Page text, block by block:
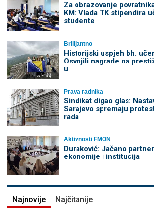
Za obrazovanje
KM: Vlada TK stipendira
studente
Brilijantno
Historijski uspjeh bh.
Osvojili nagrade na
u
Prava radnika
Sindikat digao glas:
Sarajevo spremaju
rada
Aktivnosti FMON
Duraković: Jačano
ekonomije i institucija
Najnovije Najčitanije